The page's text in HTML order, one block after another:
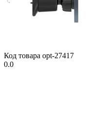
Код товара opt-27417
0.0